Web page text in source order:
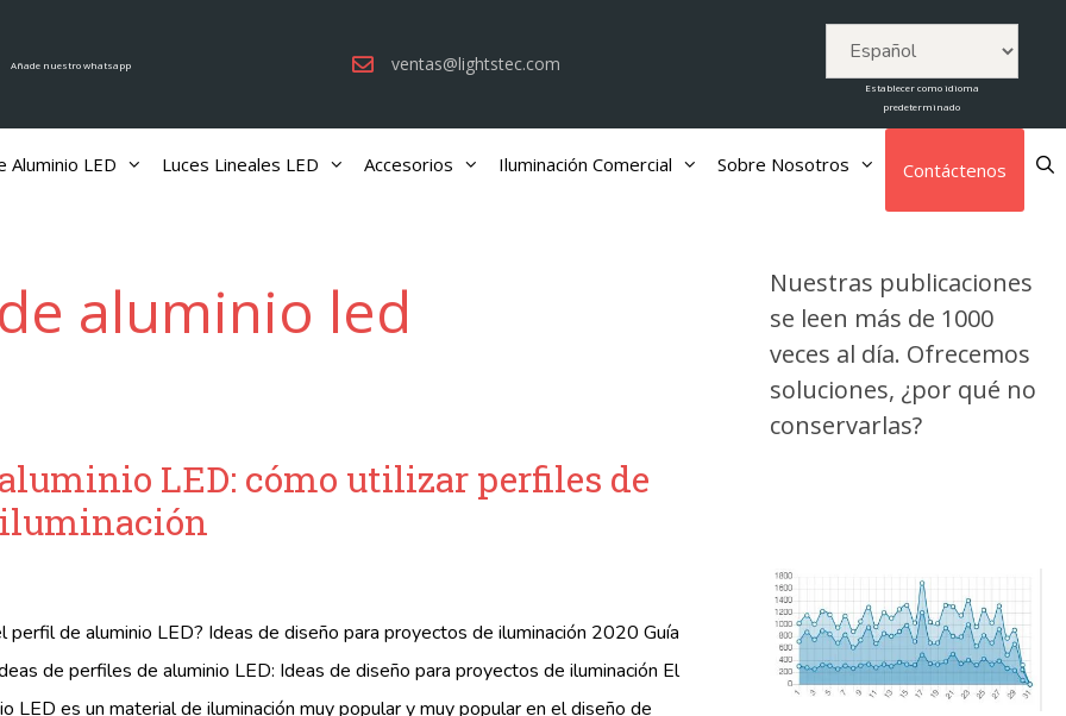
Añade nuestro whatsapp ventas@lightstec.com
Establecer como idioma
predeterminado
Aluminio LED Luces Lineales LED Accesorios Iluminación Comercial Sobre Nosotros Contáctenos
aluminio led
LED: cómo utilizar perfiles de
iluminación
perfil de aluminio LED? Ideas de diseño para proyectos de iluminación 2020 Guía
de perfiles de aluminio LED: Ideas de diseño para proyectos de iluminación El
LED es un material de iluminación muy popular y muy popular en el diseño de
Nuestras publicaciones
se leen más de 1000
veces al día. Ofrecemos
soluciones, ¿por qué no
conservarlas?